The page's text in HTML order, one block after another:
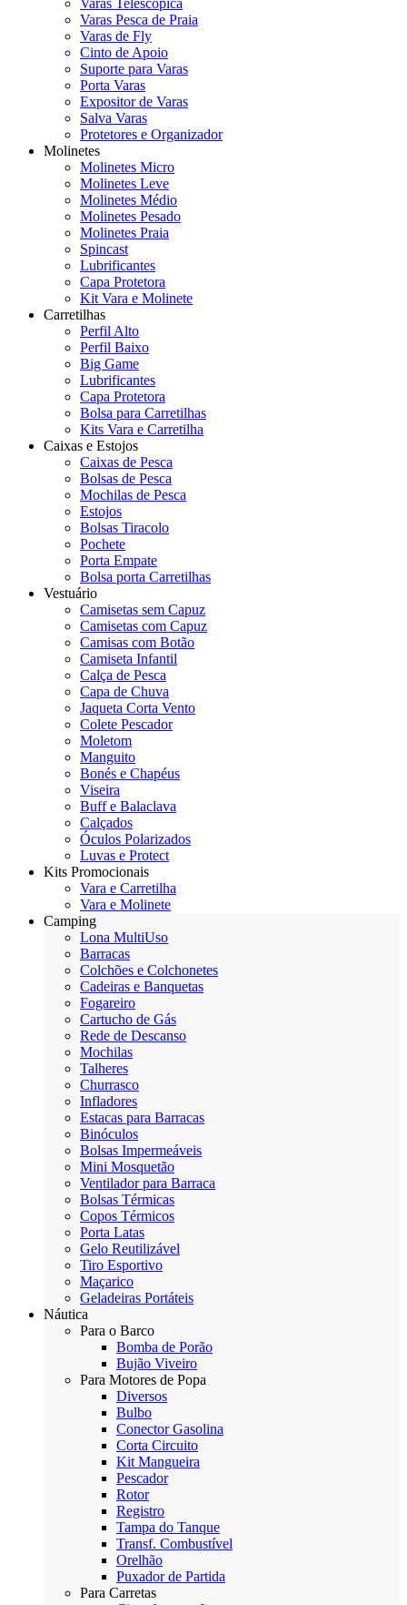
Varas Telescópica
Varas Pesca de Praia
Varas de Fly
Cinto de Apoio
Suporte para Varas
Porta Varas
Expositor de Varas
Salva Varas
Protetores e Organizador
Molinetes
Molinetes Micro
Molinetes Leve
Molinetes Médio
Molinetes Pesado
Molinetes Praia
Spincast
Lubrificantes
Capa Protetora
Kit Vara e Molinete
Carretilhas
Perfil Alto
Perfil Baixo
Big Game
Lubrificantes
Capa Protetora
Bolsa para Carretilhas
Kits Vara e Carretilha
Caixas e Estojos
Caixas de Pesca
Bolsas de Pesca
Mochilas de Pesca
Estojos
Bolsas Tiracolo
Pochete
Porta Empate
Bolsa porta Carretilhas
Vestuário
Camisetas sem Capuz
Camisetas com Capuz
Camisas com Botão
Camiseta Infantil
Calça de Pesca
Capa de Chuva
Jaqueta Corta Vento
Colete Pescador
Moletom
Manguito
Bonés e Chapéus
Viseira
Buff e Balaclava
Calçados
Óculos Polarizados
Luvas e Protect
Kits Promocionais
Vara e Carretilha
Vara e Molinete
Camping
Lona MultiUso
Barracas
Colchões e Colchonetes
Cadeiras e Banquetas
Fogareiro
Cartucho de Gás
Rede de Descanso
Mochilas
Talheres
Churrasco
Infladores
Estacas para Barracas
Binóculos
Bolsas Impermeáveis
Mini Mosquetão
Ventilador para Barraca
Bolsas Térmicas
Copos Térmicos
Porta Latas
Gelo Reutilizável
Tiro Esportivo
Maçarico
Geladeiras Portáteis
Náutica
Para o Barco
Bomba de Porão
Bujão Viveiro
Para Motores de Popa
Diversos
Bulbo
Conector Gasolina
Corta Circuito
Kit Mangueira
Pescador
Rotor
Registro
Tampa do Tanque
Transf. Combustível
Orelhão
Puxador de Partida
Para Carretas